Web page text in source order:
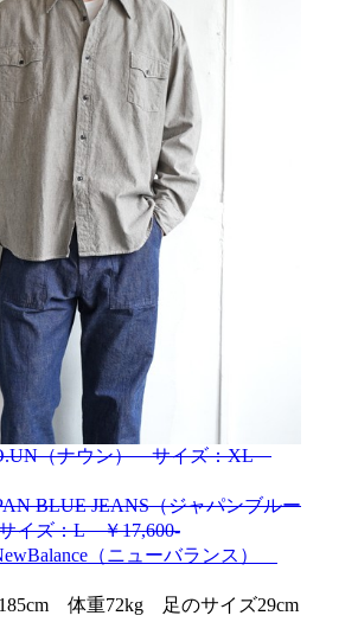
（ナウン） サイズ：XL
BLUE JEANS（ジャパンブルー
イズ：L ￥17,600-
（ニューバランス）
体重72kg 足のサイズ29cm